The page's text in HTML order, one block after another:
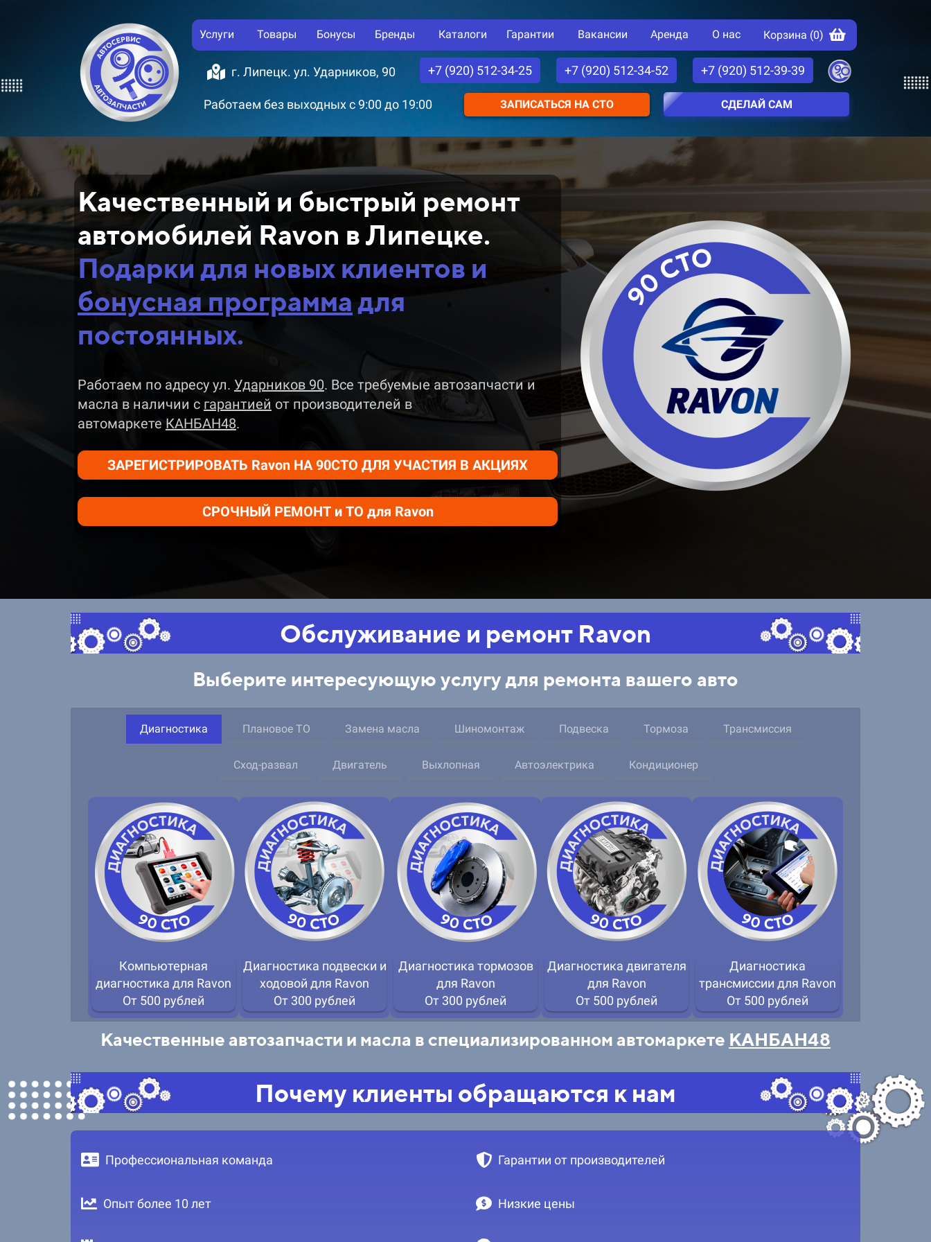
Услуги Товары Бонусы Бренды Каталоги Гарантии Вакансии Аренда О нас Корзина (0)
г. Липецк. ул. Ударников, 90 +7 (920) 512-34-25 +7 (920) 512-34-52 +7 (920) 512-39-39
Работаем без выходных с 9:00 до 19:00 ЗАПИСАТЬСЯ НА СТО СДЕЛАЙ САМ
Качественный и быстрый ремонт
автомобилей Ravon в Липецке.
Подарки для новых клиентов и
бонусная программа для
постоянных.
Работаем по адресу ул. Ударников 90. Все требуемые автозапчасти и
масла в наличии с гарантией от производителей в
автомаркете КАНБАН48.
ЗАРЕГИСТРИРОВАТЬ Ravon НА 90СТО ДЛЯ УЧАСТИЯ В АКЦИЯХ
СРОЧНЫЙ РЕМОНТ и ТО для Ravon
Обслуживание и ремонт Ravon
Выберите интересующую услугу для ремонта вашего авто
Диагностика Плановое ТО Замена масла Шиномонтаж Подвеска Тормоза Трансмиссия
Сход-развал Двигатель Выхлопная Автоэлектрика Кондиционер
Компьютерная
диагностика для Ravon
От 500 рублей
Диагностика подвески и
ходовой для Ravon
От 300 рублей
Диагностика тормозов
для Ravon
От 300 рублей
Диагностика двигателя
для Ravon
От 500 рублей
Диагностика
трансмиссии для Ravon
От 500 рублей
Качественные автозапчасти и масла в специализированном автомаркете КАНБАН48
Почему клиенты обращаются к нам
Профессиональная команда
Опыт более 10 лет
Гарантии от производителей
Низкие цены